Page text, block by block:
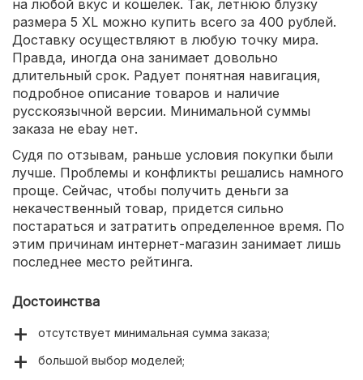
на любой вкус и кошелек. Так, летнюю блузку
размера 5 ХL можно купить всего за 400 рублей.
Доставку осуществляют в любую точку мира.
Правда, иногда она занимает довольно
длительный срок. Радует понятная навигация,
подробное описание товаров и наличие
русскоязычной версии. Минимальной суммы
заказа не ebay нет.
Судя по отзывам, раньше условия покупки были
лучше. Проблемы и конфликты решались намного
проще. Сейчас, чтобы получить деньги за
некачественный товар, придется сильно
постараться и затратить определенное время. По
этим причинам интернет-магазин занимает лишь
последнее место рейтинга.
Достоинства
отсутствует минимальная сумма заказа;
большой выбор моделей;